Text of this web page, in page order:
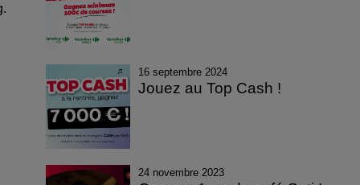
16 septembre 2024
Jouez au Top Cash !
24 novembre 2023